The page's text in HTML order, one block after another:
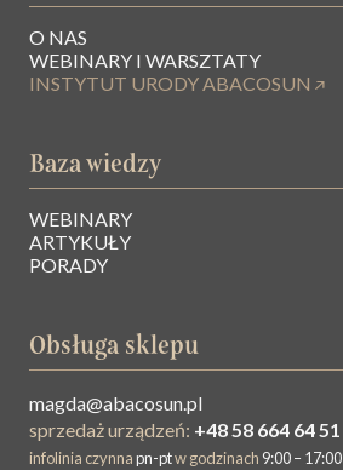
Baza wiedzy
WEBINARY
ARTYKUŁY
PORADY
Obsługa sklepu
magda@abacosun.pl
sprzedaż urządzeń: +48 58 664 64 51
infolinia czynnapn-ptw godzinach 9:00 – 17:00
O NAS
WEBINARY I WARSZTATY
INSTYTUT URODY ABACOSUN